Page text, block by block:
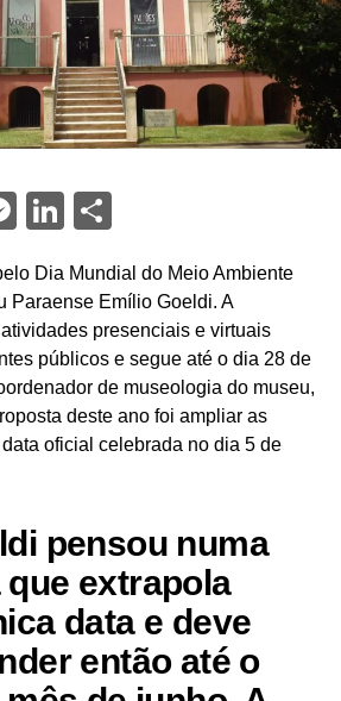
Messenger
LinkedIn
Share
Dia Mundial do Meio Ambiente
Paraense Emílio Goeldi. A
presenciais e virtuais
públicos e segue até o dia 28 de
de museologia do museu,
deste ano foi ampliar as
oficial celebrada no dia 5 de
pensou numa
que extrapola
data e deve
então até o